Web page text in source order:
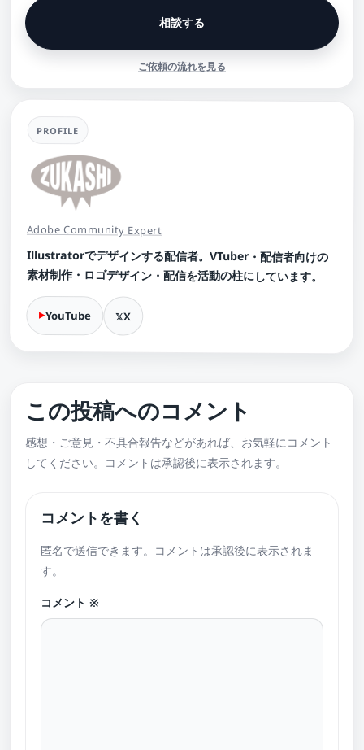
相談する
ご依頼の流れを見る
PROFILE
Adobe Community Expert
Illustratorでデザインする配信者。VTuber・配信者向けの
素材制作・ロゴデザイン・配信を活動の柱にしています。
YouTube X
この投稿へのコメント
感想・ご意見・不具合報告などがあれば、お気軽にコメント
してください。コメントは承認後に表示されます。
コメントを書く
匿名で送信できます。コメントは承認後に表示されま
す。
コメント ※